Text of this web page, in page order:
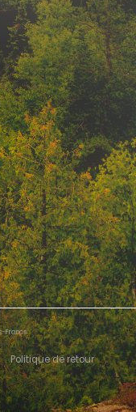
Francs
Politique de retour